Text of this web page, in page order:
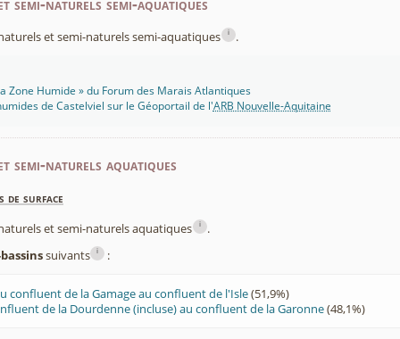
et semi-naturels semi-aquatiques i .
Zone Humide » du Forum des Marais Atlantiques
de Castelviel sur le Géoportail de l'ARB Nouvelle-Aquitaine
semi-naturels aquatiques
de surface
et semi-naturels aquatiques i
.
suivants i :
confluent de la Gamage au confluent de l'Isle(51,9%)
de la Dourdenne (incluse) au confluent de la Garonne(48,1%)